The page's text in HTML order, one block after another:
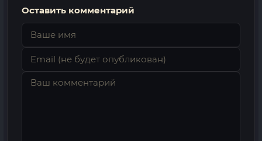
Оставить комментарий